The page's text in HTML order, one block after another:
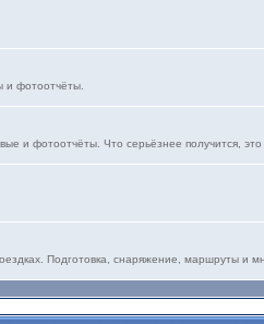
и фотоотчёты.
и фотоотчёты. Что серьёзнее получится, это
Подготовка, снаряжение, маршруты и